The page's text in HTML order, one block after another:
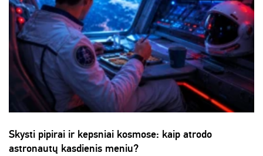
Skysti pipirai ir kepsniai kosmose: kaip atrodo
astronautų kasdienis meniu?